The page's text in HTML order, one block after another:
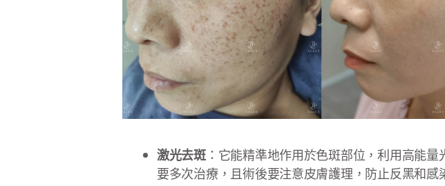
激光去斑：它能精準地作用於色斑部位，利用高能
要多次治療，且術後要注意皮膚護理，防止反黑和感